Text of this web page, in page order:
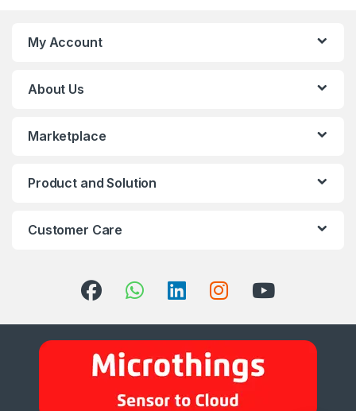
My Account
About Us
Marketplace
Product and Solution
Customer Care